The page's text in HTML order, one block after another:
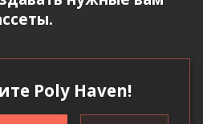
Poly Haven!